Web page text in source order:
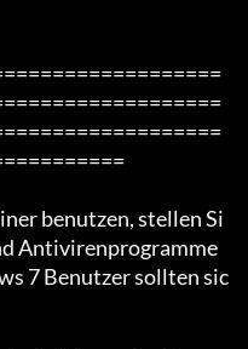
benutzen, stellen Si
Antivirenprogramme
7 Benutzer sollten sic